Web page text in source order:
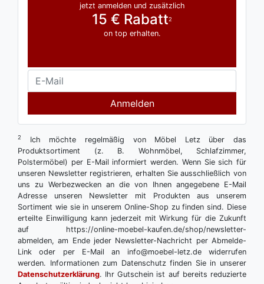
jetzt anmelden und zusätzlich
15 € Rabatt2
on top erhalten.
Anmelden
2
Ich möchte regelmäßig von Möbel Letz über das
Produktsortiment (z. B. Wohnmöbel, Schlafzimmer,
Polstermöbel) per E-Mail informiert werden. Wenn Sie sich für
unseren Newsletter registrieren, erhalten Sie ausschließlich von
uns zu Werbezwecken an die von Ihnen angegebene E-Mail
Adresse unseren Newsletter mit Produkten aus unserem
Sortiment wie sie in unserem Online-Shop zu finden sind. Diese
erteilte Einwilligung kann jederzeit mit Wirkung für die Zukunft
auf https://online-moebel-kaufen.de/shop/newsletter-
abmelden, am Ende jeder Newsletter-Nachricht per Abmelde-
Link oder per E-Mail an info@moebel-letz.de widerrufen
werden. Informationen zum Datenschutz finden Sie in unserer
Datenschutzerklärung. Ihr Gutschein ist auf bereits reduzierte